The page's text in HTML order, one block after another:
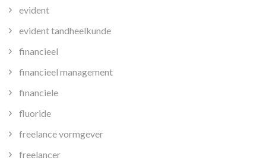
evident
evident tandheelkunde
financieel
financieel management
financiele
fluoride
freelance vormgever
freelancer